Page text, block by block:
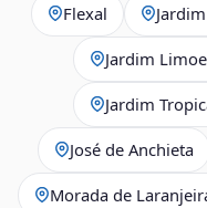
Flexal
Jardim
Jardim
José de Anchieta
Morada de